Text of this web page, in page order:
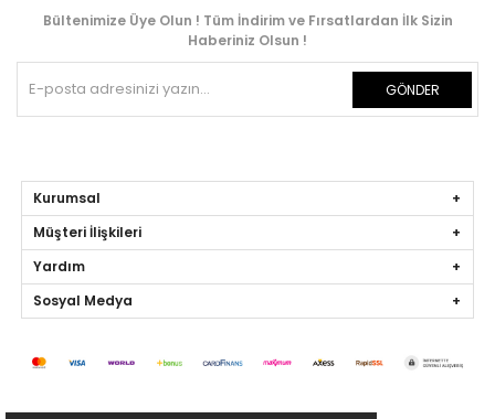
Bültenimize Üye Olun ! Tüm İndirim ve Fırsatlardan İlk Sizin
Haberiniz Olsun !
GÖNDER
Kurumsal
Müşteri İlişkileri
Yardım
Sosyal Medya